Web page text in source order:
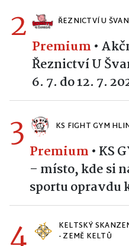
2 ŘEZNICTVÍ U
Premium •
Řeznictví U
6. 7. do 12. 7.
3 KS FIGHT GYM
Premium • KS
– místo, kde si
sportu opravdu
KELTSKÝ
- ZEMĚ KELTŮ